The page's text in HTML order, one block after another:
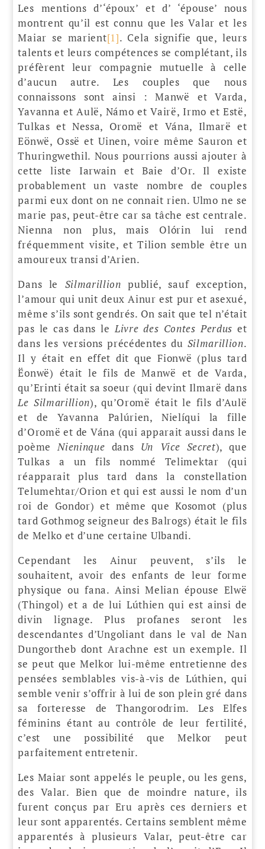
Les mentions d’‘époux’ et d’ ‘épouse’ nous
montrent qu’il est connu que les Valar et les
Maiar se marient[1]. Cela signifie que, leurs
talents et leurs compétences se complétant, ils
préfèrent leur compagnie mutuelle à celle
d’aucun autre. Les couples que nous
connaissons sont ainsi : Manwë et Varda,
Yavanna et Aulë, Námo et Vairë, Irmo et Estë,
Tulkas et Nessa, Oromë et Vána, Ilmarë et
Eönwë, Ossë et Uinen, voire même Sauron et
Thuringwethil. Nous pourrions aussi ajouter à
cette liste Iarwain et Baie d’Or. Il existe
probablement un vaste nombre de couples
parmi eux dont on ne connait rien. Ulmo ne se
marie pas, peut-être car sa tâche est centrale.
Nienna non plus, mais Olórin lui rend
fréquemment visite, et Tilion semble être un
amoureux transi d’Arien.
Dans le Silmarillion publié, sauf exception,
l’amour qui unit deux Ainur est pur et asexué,
même s’ils sont gendrés. On sait que tel n’était
pas le cas dans leLivre des Contes Perdus et
dans les versions précédentes du Silmarillion.
Il y était en effet dit que Fionwë (plus tard
Ëonwë) était le fils de Manwë et de Varda,
qu’Erinti était sa soeur (qui devint Ilmarë dans
Le Silmarillion), qu’Oromë était le fils d’Aulë
et de Yavanna Palúrien, Nielíqui la fille
d’Oromë et de Vána (qui apparait aussi dans le
poèmeNieninque dans Un Vice Secret), que
Tulkas a un fils nommé Telimektar (qui
réapparait plus tard dans la constellation
Telumehtar/Orion et qui est aussi le nom d’un
roi de Gondor) et même que Kosomot (plus
tard Gothmog seigneur des Balrogs) était le fils
de Melko et d’une certaine Ulbandi.
Cependant les Ainur peuvent, s’ils le
souhaitent, avoir des enfants de leur forme
physique ou fana. Ainsi Melian épouse Elwë
(Thingol) et a de lui Lúthien qui est ainsi de
divin lignage. Plus profanes seront les
descendantes d’Ungoliant dans le val de Nan
Dungortheb dont Arachne est un exemple. Il
se peut que Melkor lui-même entretienne des
pensées semblables vis-à-vis de Lúthien, qui
semble venir s’offrir à lui de son plein gré dans
sa forteresse de Thangorodrim. Les Elfes
féminins étant au contrôle de leur fertilité,
c’est une possibilité que Melkor peut
parfaitement entretenir.
Les Maiar sont appelés le peuple, ou les gens,
des Valar. Bien que de moindre nature, ils
furent conçus par Eru après ces derniers et
leur sont apparentés. Certains semblent même
apparentés à plusieurs Valar, peut-être car